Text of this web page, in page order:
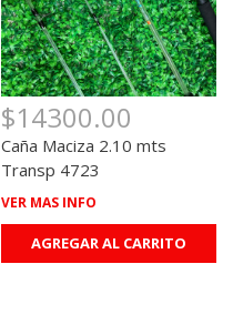
$14300.00
Caña Maciza 2.10 mts
Transp 4723
VER MAS INFO
AGREGAR AL CARRITO